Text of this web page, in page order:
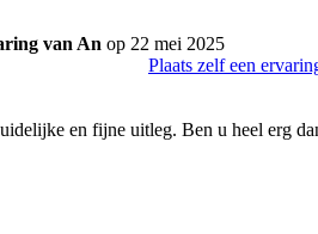
van An op 22 mei 2025
Plaats zelf een
en fijne uitleg. Ben u heel erg